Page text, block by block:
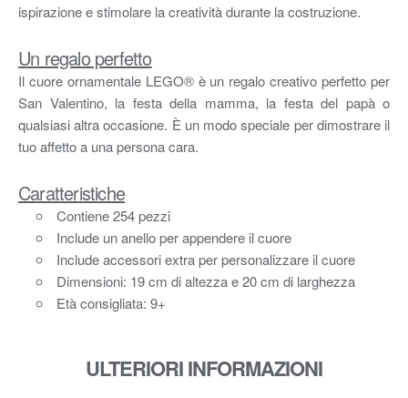
ispirazione e stimolare la creatività durante la costruzione.
Un regalo perfetto
Il cuore ornamentale LEGO® è un regalo creativo perfetto per
San Valentino, la festa della mamma, la festa del papà o
qualsiasi altra occasione. È un modo speciale per dimostrare il
tuo affetto a una persona cara.
Caratteristiche
Contiene 254 pezzi
Include un anello per appendere il cuore
Include accessori extra per personalizzare il cuore
Dimensioni: 19 cm di altezza e 20 cm di larghezza
Età consigliata: 9+
ULTERIORI INFORMAZIONI